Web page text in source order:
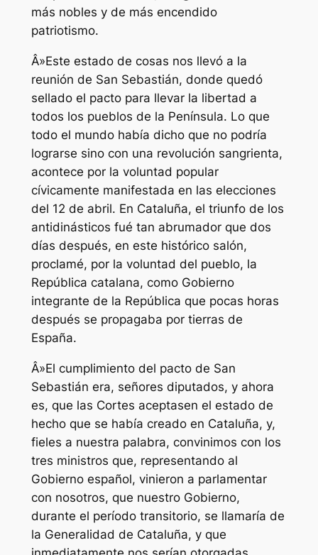
más nobles y de más encendido
patriotismo.
Â»Este estado de cosas nos llevó a la
reunión de San Sebastián, donde quedó
sellado el pacto para llevar la libertad a
todos los pueblos de la Península. Lo que
todo el mundo había dicho que no podría
lograrse sino con una revolución sangrienta,
acontece por la voluntad popular
cívicamente manifestada en las elecciones
del 12 de abril. En Cataluña, el triunfo de los
antidinásticos fué tan abrumador que dos
días después, en este histórico salón,
proclamé, por la voluntad del pueblo, la
República catalana, como Gobierno
integrante de la República que pocas horas
después se propagaba por tierras de
España.
Â»El cumplimiento del pacto de San
Sebastián era, señores diputados, y ahora
es, que las Cortes aceptasen el estado de
hecho que se había creado en Cataluña, y,
fieles a nuestra palabra, convinimos con los
tres ministros que, representando al
Gobierno español, vinieron a parlamentar
con nosotros, que nuestro Gobierno,
durante el período transitorio, se llamaría de
la Generalidad de Cataluña, y que